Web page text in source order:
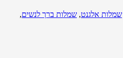
שמלות אלגנט, שמלות ברך לנשים,